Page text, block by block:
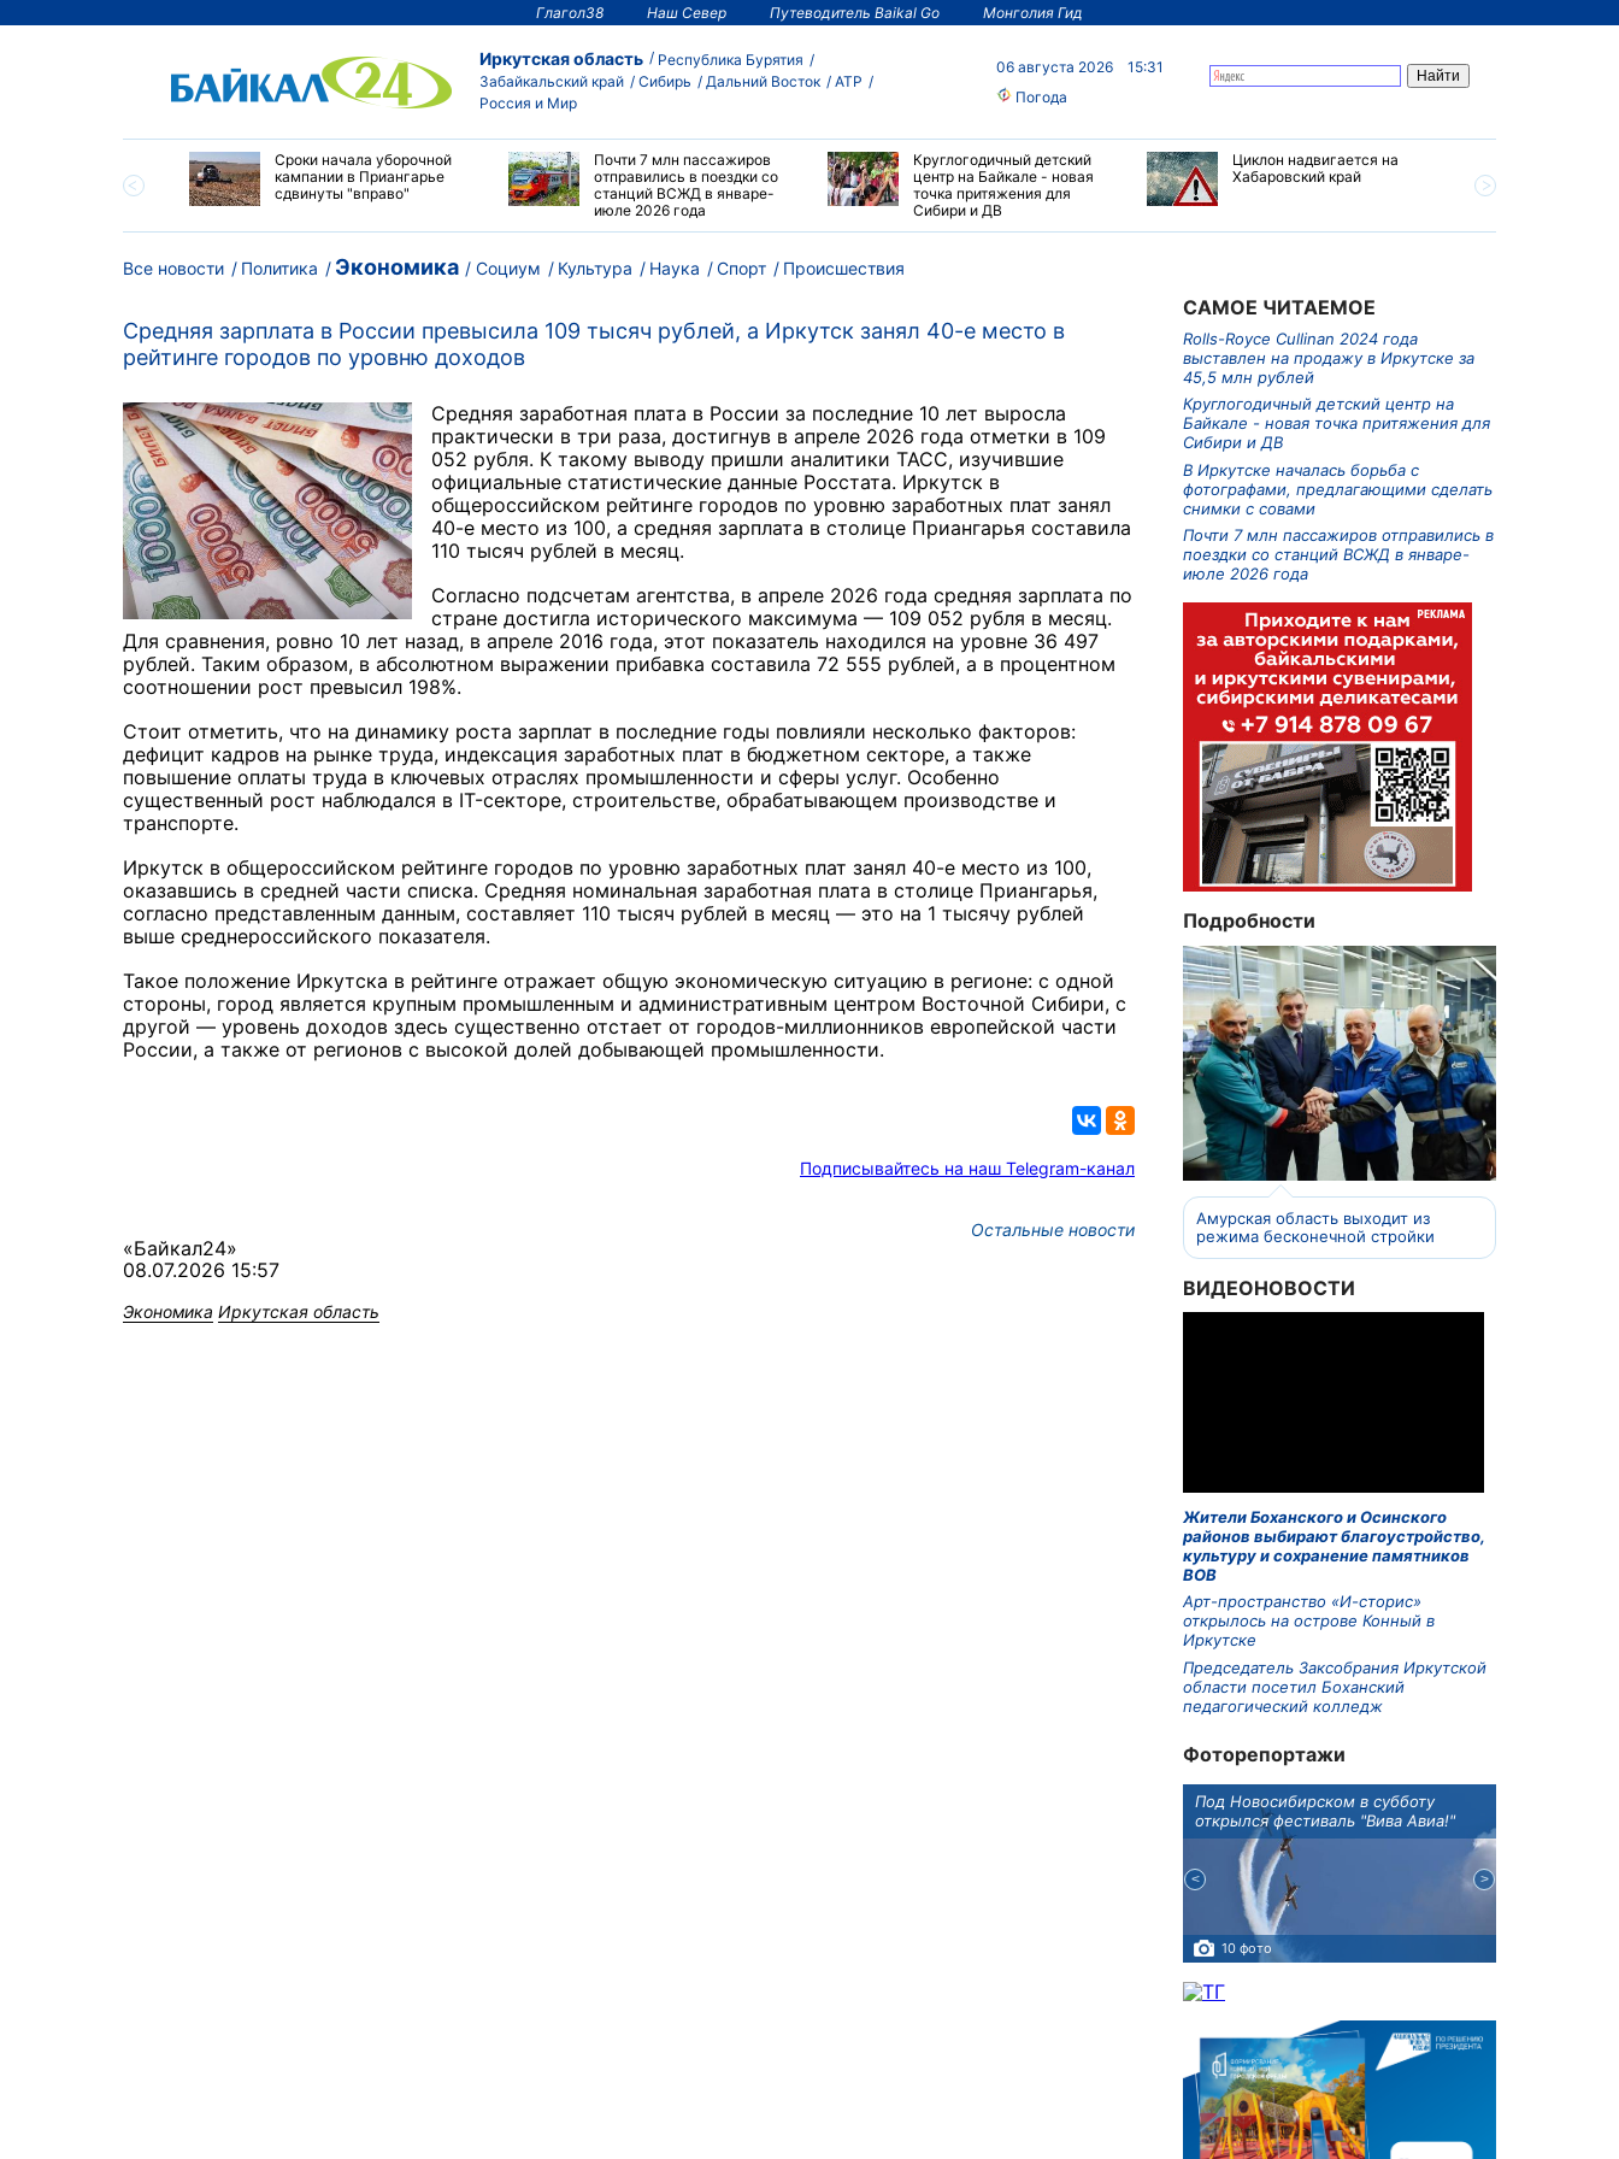
Глагол38 Наш Север Путеводитель Baikal Go Монголия Гид
Иркутская область
Республика Бурятия
Забайкальский край
Сибирь Дальний Восток
АТР
Россия и Мир
06 августа 2026
15:31
Погода
колледжах
Сроки начала уборочной
кампании в Приангарье
сдвинуты "вправо"
Почти 7 млн пассажиров
отправились в поездки со
станций ВСЖД в январе-
июле 2026 года
Круглогодичный детский
центр на Байкале - новая
точка притяжения для
Сибири и ДВ
Циклон надвигается на
Хабаровский край
Все новости Политика Экономика Социум Культура Наука Спорт Происшествия
Средняя зарплата в России превысила 109 тысяч рублей, а Иркутск занял 40-е место в
рейтинге городов по уровню доходов
Средняя заработная плата в России за последние 10 лет выросла
практически в три раза, достигнув в апреле 2026 года отметки в 109
052 рубля. К такому выводу пришли аналитики ТАСС, изучившие
официальные статистические данные Росстата. Иркутск в
общероссийском рейтинге городов по уровню заработных плат занял
40-е место из 100, а средняя зарплата в столице Приангарья составила
110 тысяч рублей в месяц.
Согласно подсчетам агентства, в апреле 2026 года средняя зарплата по
стране достигла исторического максимума — 109 052 рубля в месяц.
Для сравнения, ровно 10 лет назад, в апреле 2016 года, этот показатель находился на уровне 36 497
рублей. Таким образом, в абсолютном выражении прибавка составила 72 555 рублей, а в процентном
соотношении рост превысил 198%.
Стоит отметить, что на динамику роста зарплат в последние годы повлияли несколько факторов:
дефицит кадров на рынке труда, индексация заработных плат в бюджетном секторе, а также
повышение оплаты труда в ключевых отраслях промышленности и сферы услуг. Особенно
существенный рост наблюдался в IT-секторе, строительстве, обрабатывающем производстве и
транспорте.
Иркутск в общероссийском рейтинге городов по уровню заработных плат занял 40-е место из 100,
оказавшись в средней части списка. Средняя номинальная заработная плата в столице Приангарья,
согласно представленным данным, составляет 110 тысяч рублей в месяц — это на 1 тысячу рублей
выше среднероссийского показателя.
Такое положение Иркутска в рейтинге отражает общую экономическую ситуацию в регионе: с одной
стороны, город является крупным промышленным и административным центром Восточной Сибири, с
другой — уровень доходов здесь существенно отстает от городов-миллионников европейской части
России, а также от регионов с высокой долей добывающей промышленности.
Подписывайтесь на наш Telegram-канал
Остальные новости
«Байкал24»
08.07.2026 15:57
Экономика Иркутская область
САМОЕ ЧИТАЕМОЕ
Rolls-Royce Cullinan 2024 года
выставлен на продажу в Иркутске за
45,5 млн рублей
Круглогодичный детский центр на
Байкале - новая точка притяжения для
Сибири и ДВ
В Иркутске началась борьба с
фотографами, предлагающими сделать
снимки с совами
Почти 7 млн пассажиров отправились в
поездки со станций ВСЖД в январе-
июле 2026 года
Подробности
Амурская область выходит из
режима бесконечной стройки
ВИДЕОНОВОСТИ
Жители Боханского и Осинского
районов выбирают благоустройство,
культуру и сохранение памятников
ВОВ
Арт-пространство «И-сторис»
открылось на острове Конный в
Иркутске
Председатель Заксобрания Иркутской
области посетил Боханский
педагогический колледж
Фоторепортажи
Под Новосибирском в субботу
открылся фестиваль "Вива Авиа!"
10 фото